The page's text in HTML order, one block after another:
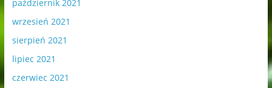
październik 2021
wrzesień 2021
sierpień 2021
lipiec 2021
czerwiec 2021